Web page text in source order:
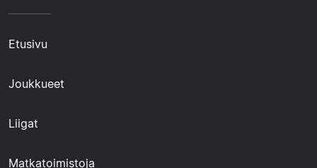
Etusivu
Joukkueet
Liigat
Matkatoimistoja